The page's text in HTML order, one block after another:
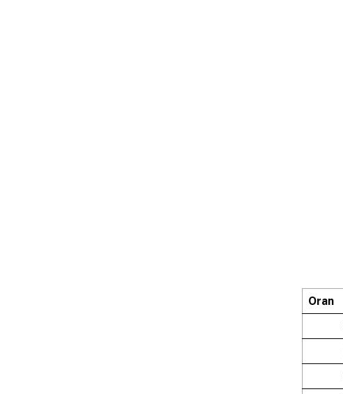
Oran